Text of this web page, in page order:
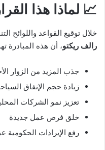
📈 لماذا هذا
خلال توقيع القواعد واللوائح
رالف ريكتو، أن هذه المبادرة
جذب المزيد من الزوار
زيادة حجم الإنفاق
تعزيز نمو الشركات
خلق فرص عمل جديدة
رفع الإيرادات الحكومية